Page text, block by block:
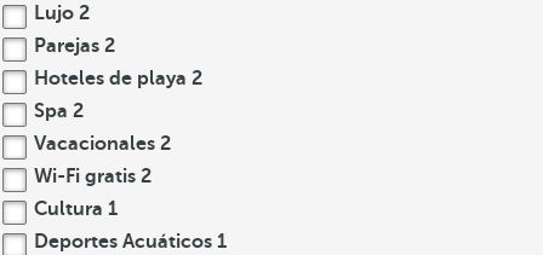
Lujo 2
Parejas 2
Hoteles de playa 2
Spa 2
Vacacionales 2
Wi-Fi gratis 2
Cultura 1
Deportes Acuáticos 1